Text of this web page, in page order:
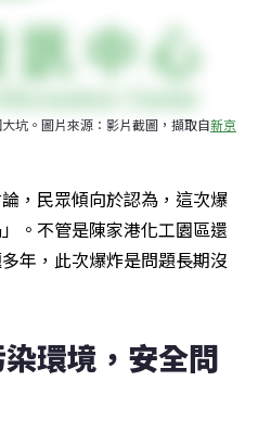
坑。圖片來源：影片截圖，擷取自新京
，民眾傾向於認為，這次爆
。不管是陳家港化工園區還
年，此次爆炸是問題長期沒
環境，安全問